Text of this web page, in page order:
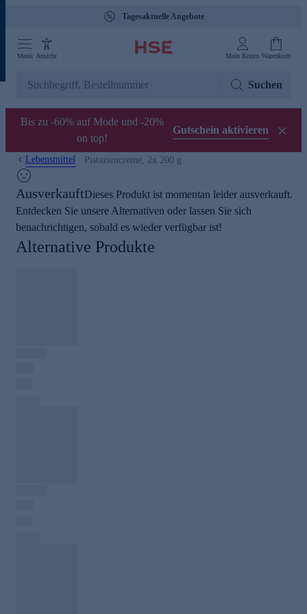
Tagesaktuelle Angebote
Menü Ansicht Mein Konto Warenkorb
Suchen
Bis zu -60% auf Mode und -20%
on top!
Gutschein aktivieren
Lebensmittel Pistaziencreme, 2x 200 g
AusverkauftDieses Produkt ist momentan leider ausverkauft.
Entdecken Sie unsere Alternativen oder lassen Sie sich
benachrichtigen, sobald es wieder verfügbar ist!
Alternative Produkte